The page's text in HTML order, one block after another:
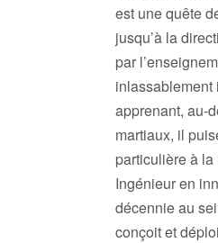
est une quête
jusqu’à la
par
inlassablement
apprenant, au-
martiaux, il
particulière à la
Ingénieur en
décennie au
conçoit et